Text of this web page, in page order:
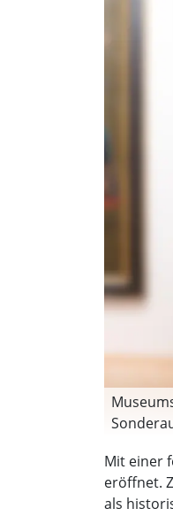
Mit einer
eröffnet.
als